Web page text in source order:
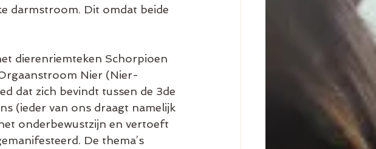
darmstroom. Dit omdat beide
dierenriemteken Schorpioen
Nier (Nier-
dat zich bevindt tussen de 3de
(ieder van ons draagt namelijk
onderbewustzijn en vertoeft
De thema’s